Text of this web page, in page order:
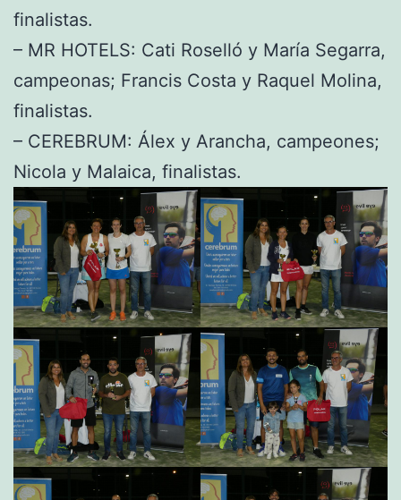
finalistas.
– MR HOTELS: Cati Roselló y María Segarra,
campeonas; Francis Costa y Raquel Molina,
finalistas.
– CEREBRUM: Álex y Arancha, campeones;
Nicola y Malaica, finalistas.